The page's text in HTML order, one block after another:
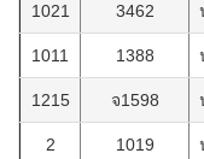
1021 3462
1011 1388
1215 จ1598
2 1019